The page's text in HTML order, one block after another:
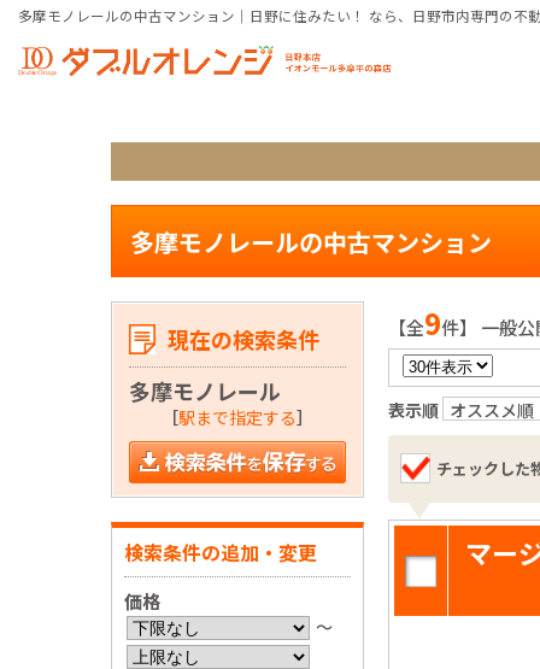
多摩モノレールの中古マンション｜日野に住みたい！ なら、日野市内専門の不
多摩モノレールの中古マンション
【全9件】 一般公
表示順 オススメ順
チェックした
マー
現在の検索条件
多摩モノレール
［駅まで指定する］
検索条件の追加・変更
価格
〜